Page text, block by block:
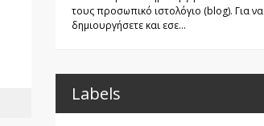
τους προσωπικό ιστολόγιο (blog). Για να
δημιουργήσετε και εσε...
Labels